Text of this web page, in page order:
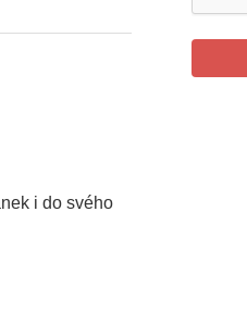
i do svého